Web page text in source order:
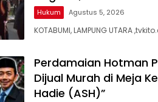
Hukum Agustus 5, 2026
KOTABUMI, LAMPUNG UTARA
Perdamaian Hotman
Dijual Murah di Meja
Hadie (ASH)”